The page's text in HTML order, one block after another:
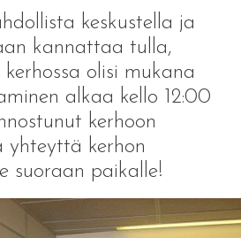
keskustella ja
kannattaa tulla,
olisi mukana
alkaa kello 12:00
kerhoon
yhteyttä kerhon
suoraan paikalle!